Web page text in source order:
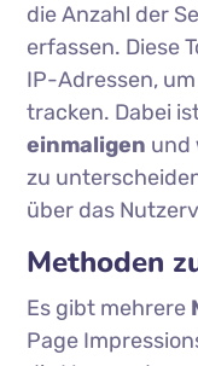
die Anzahl der
erfassen. Diese
IP-Adressen,
tracken. Dabei
einmaligen und
zu
über das
Methoden
Es gibt mehrere
Page